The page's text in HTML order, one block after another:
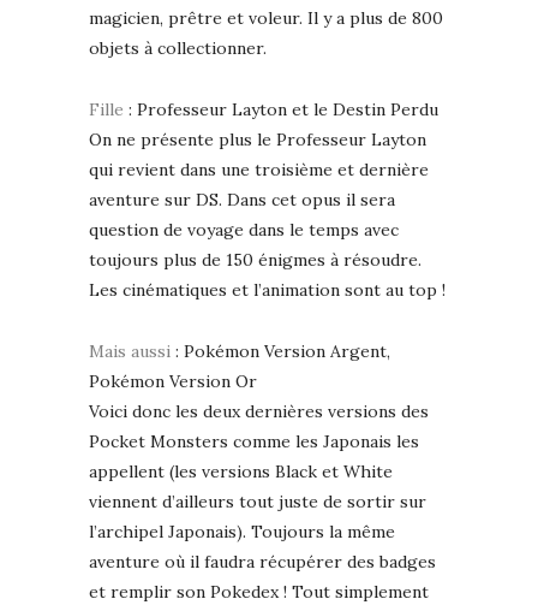
magicien, prêtre et voleur. Il y a plus de 800
objets à collectionner.
Fille : Professeur Layton et le Destin Perdu
On ne présente plus le Professeur Layton
qui revient dans une troisième et dernière
aventure sur DS. Dans cet opus il sera
question de voyage dans le temps avec
toujours plus de 150 énigmes à résoudre.
Les cinématiques et l’animation sont au top !
Mais aussi : Pokémon Version Argent,
Pokémon Version Or
Voici donc les deux dernières versions des
Pocket Monsters comme les Japonais les
appellent (les versions Black et White
viennent d’ailleurs tout juste de sortir sur
l’archipel Japonais). Toujours la même
aventure où il faudra récupérer des badges
et remplir son Pokedex ! Tout simplement